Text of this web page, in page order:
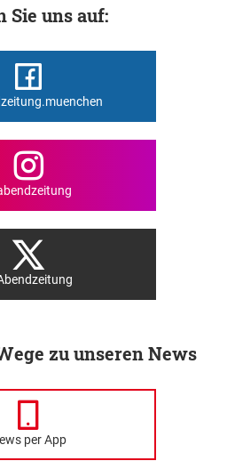
Sie uns auf:
zu unseren News
per App